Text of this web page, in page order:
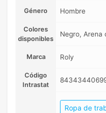
Género Hombre
Colores
disponibles
Negro, Arena
Marca Roly
Código
Intrastat
Ropa de